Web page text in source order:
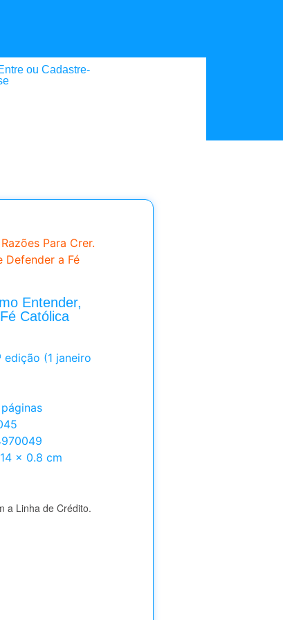
ou Cadastre-
Para Crer.
Defender a Fé
Entender,
Católica
: ‎ 224 páginas
x 14 x 0.8 cm
a Linha de Crédito.